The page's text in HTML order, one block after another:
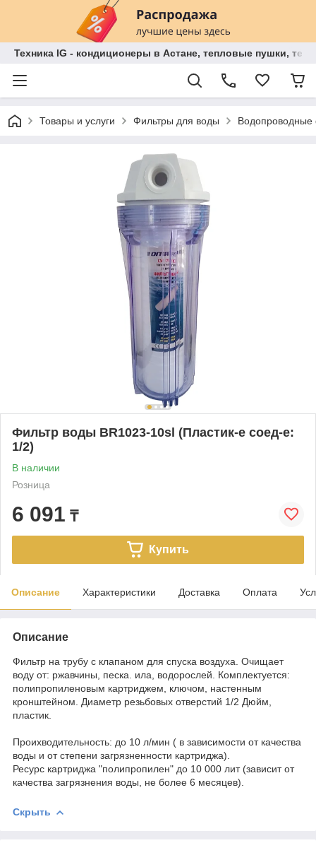
Техника IG - кондиционеры в Астане, тепловые пушки,
Товары и услуги Фильтры для воды Водопроводные
Фильтр воды BR1023-10sl (Пластик-е соед-е:
1/2)
В наличии
Розница
6 091 ₸
Купить
Описание Характеристики Доставка Оплата
Описание
Фильтр на трубу с клапаном для спуска воздуха. Очищает
воду от: ржавчины, песка. ила, водорослей. Комплектуется:
полипропиленовым картриджем, ключом, настенным
кронштейном. Диаметр резьбовых отверстий 1/2 Дюйм,
пластик.
Проихводительность: до 10 л/мин ( в зависимости от качества
воды и от степени загрязненности картриджа).
Ресурс картриджа "полипропилен" до 10 000 лит (зависит от
качества загрязнения воды, не более 6 месяцев).
Скрыть